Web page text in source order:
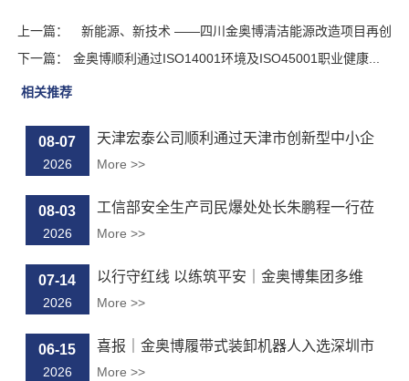
上一篇：
新能源、新技术 ——四川金奥博清洁能源改造项目再创
佳绩
下一篇： 金奥博顺利通过ISO14001环境及ISO45001职业健康...
相关推荐
08-07
2026
天津宏泰公司顺利通过天津市创新型中小企
业...
More >>
08-03
2026
工信部安全生产司民爆处处长朱鹏程一行莅
临...
More >>
07-14
2026
以行守红线 以练筑平安｜金奥博集团多维
度...
More >>
06-15
2026
喜报｜金奥博履带式装卸机器人入选深圳市
More >>